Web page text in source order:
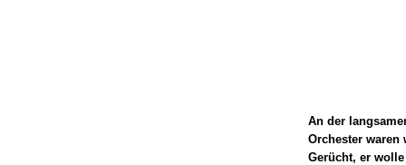
An der
Orchester
Gerücht, er